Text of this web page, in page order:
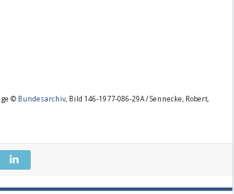
© Bundesarchiv, Bild 146-1977-086-29A / Sennecke, Robert,